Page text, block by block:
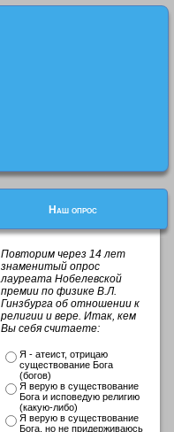
Наш опрос
Повторим через 14 лет
знаменитый опрос
лауреата Нобелевской
премии по физике В.Л.
Гинзбурга об отношении к
религии и вере. Итак, кем
Вы себя считаете:
Я - атеист, отрицаю
существование Бога
(богов)
Я верую в существование
Бога и исповедую религию
(какую-либо)
Я верую в существование
Бога, но не придерживаюсь